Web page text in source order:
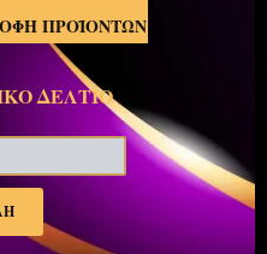
ΠΡΟΪΟΝΤΩΝ
ΔΕΛΤΙΟ